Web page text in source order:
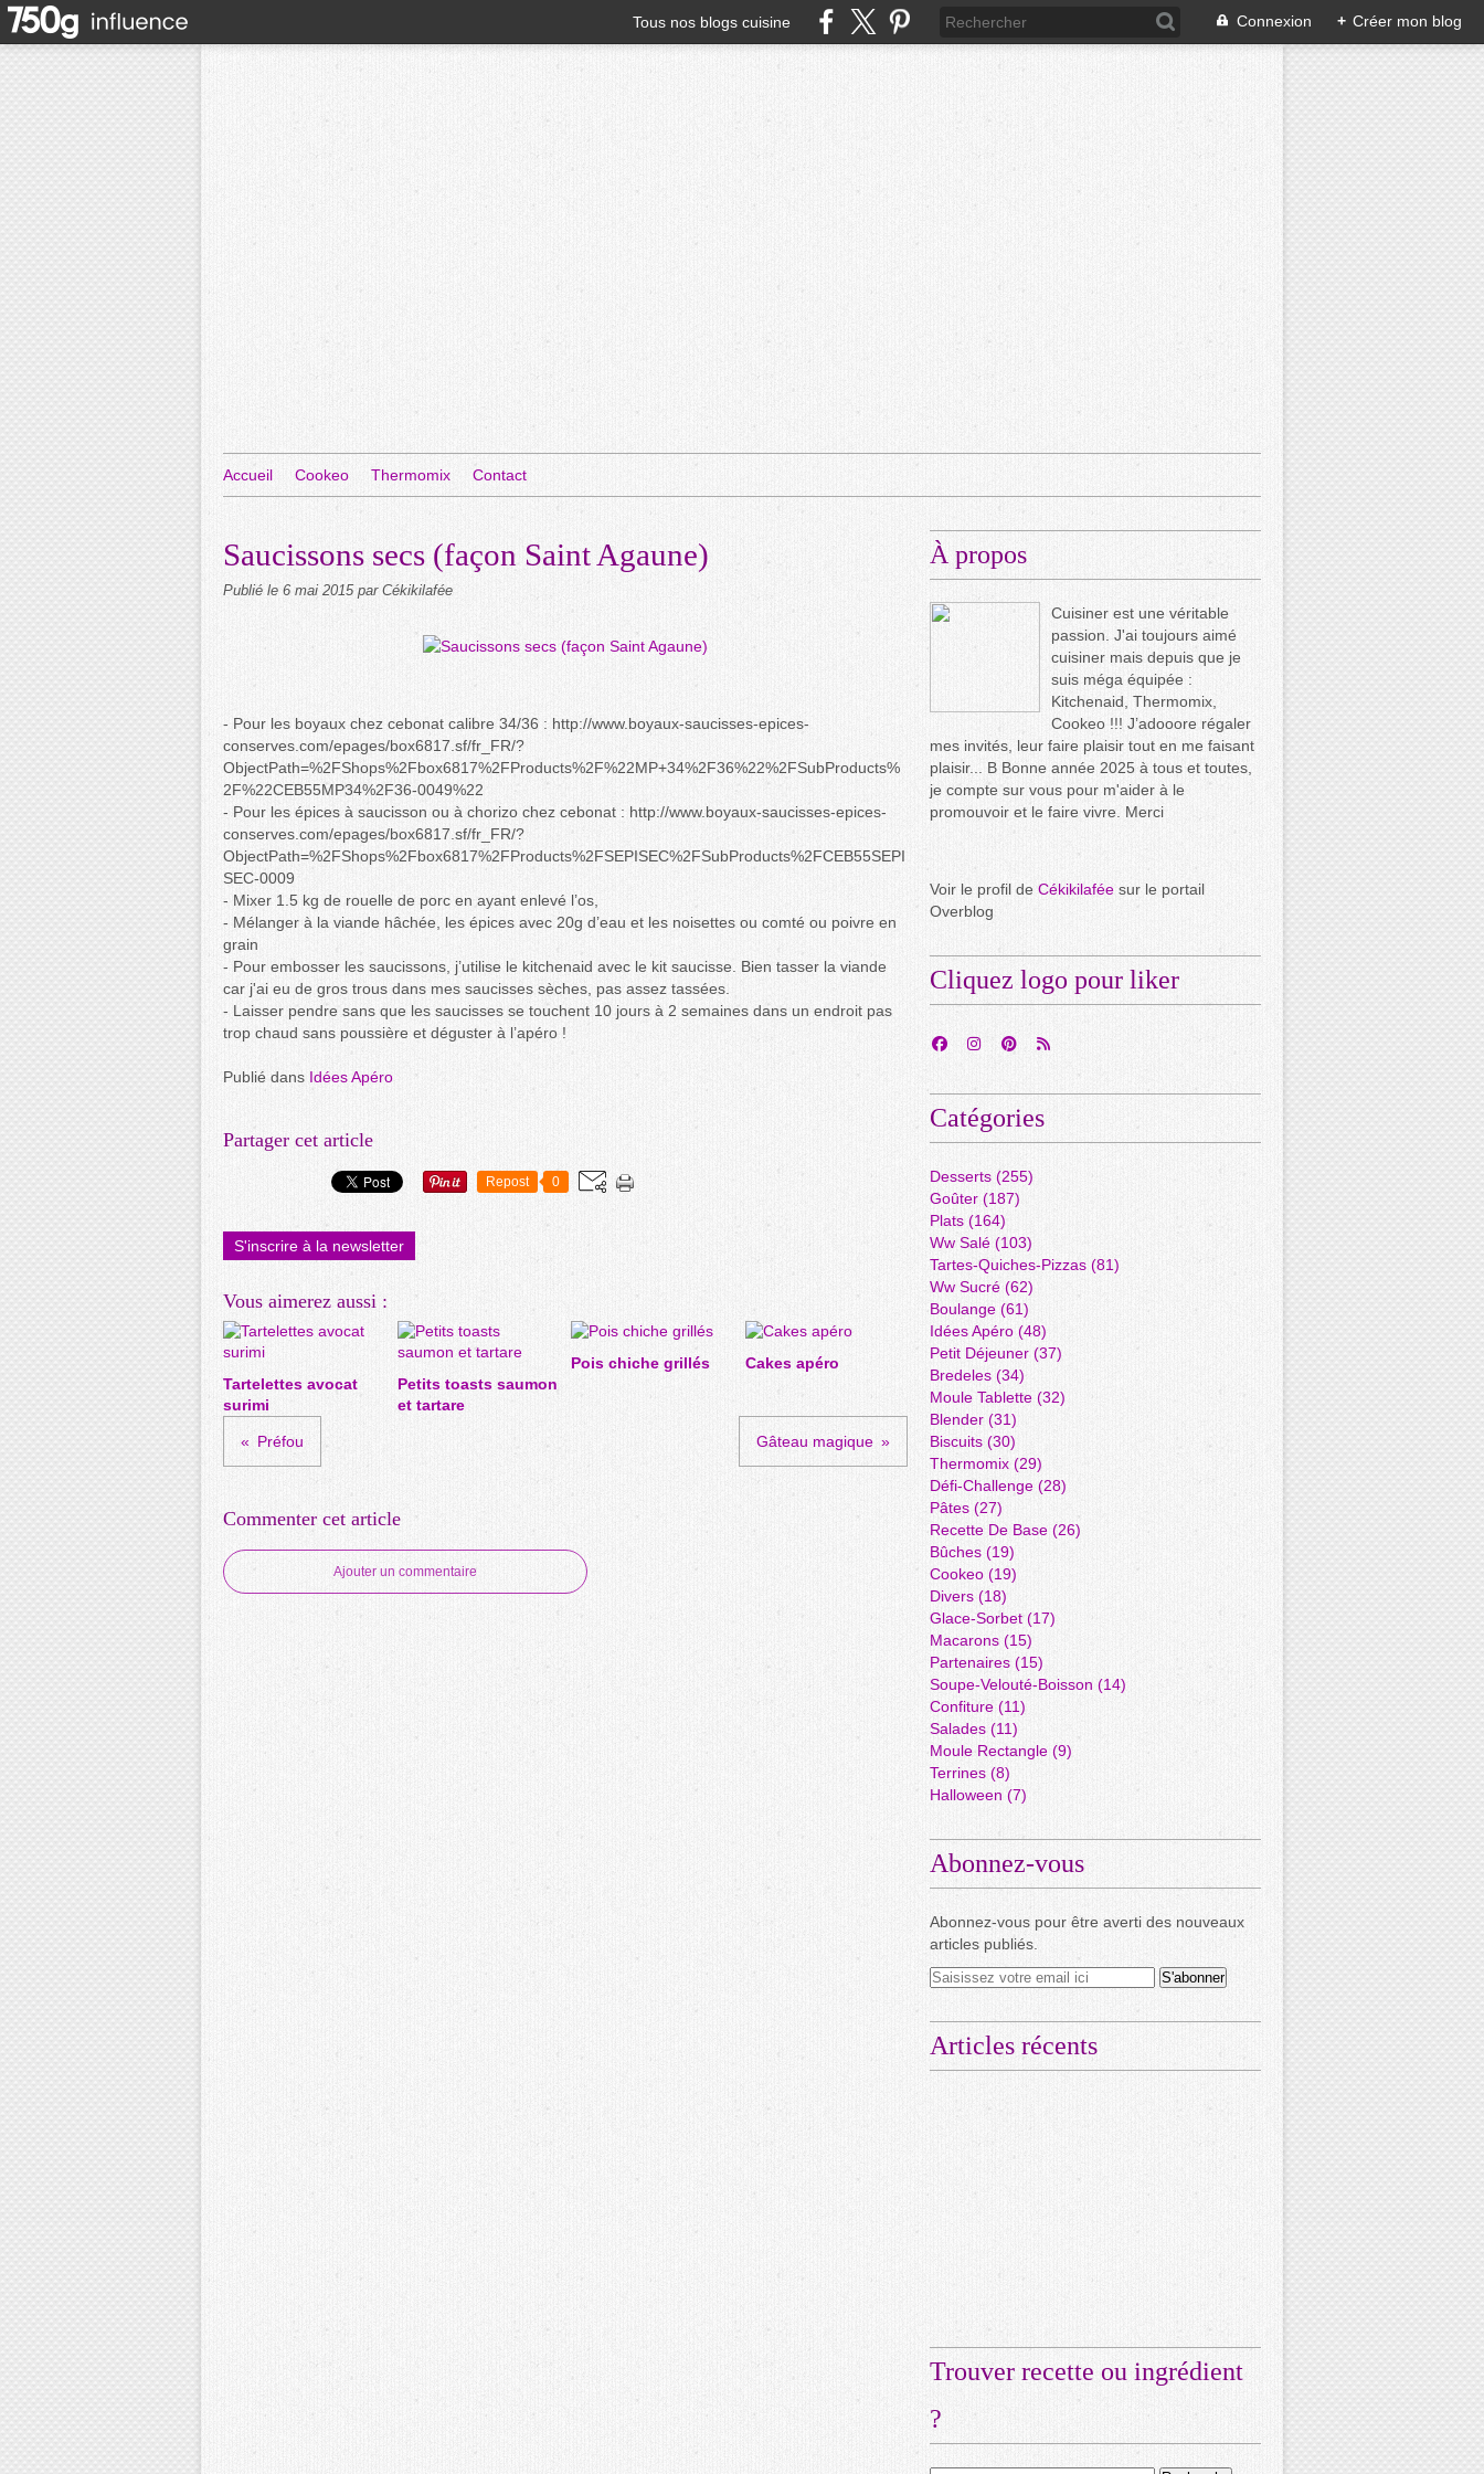
Tous nos blogs cuisine Connexion + Créer mon blog
Accueil Cookeo Thermomix Contact
Saucissons secs (façon Saint Agaune)
Publié le 6 mai 2015 par Cékikilafée
- Pour les boyaux chez cebonat calibre 34/36 : http://www.boyaux-saucisses-epices-
conserves.com/epages/box6817.sf/fr_FR/?
ObjectPath=%2FShops%2Fbox6817%2FProducts%2F%22MP+34%2F36%22%2FSubProducts%
2F%22CEB55MP34%2F36-0049%22
- Pour les épices à saucisson ou à chorizo chez cebonat : http://www.boyaux-saucisses-epices-
conserves.com/epages/box6817.sf/fr_FR/?
ObjectPath=%2FShops%2Fbox6817%2FProducts%2FSEPISEC%2FSubProducts%2FCEB55SEPI
SEC-0009
- Mixer 1.5 kg de rouelle de porc en ayant enlevé l’os,
- Mélanger à la viande hâchée, les épices avec 20g d’eau et les noisettes ou comté ou poivre en
grain
- Pour embosser les saucissons, j’utilise le kitchenaid avec le kit saucisse. Bien tasser la viande
car j'ai eu de gros trous dans mes saucisses sèches, pas assez tassées.
- Laisser pendre sans que les saucisses se touchent 10 jours à 2 semaines dans un endroit pas
trop chaud sans poussière et déguster à l’apéro !
Publié dans Idées Apéro
Partager cet article
Repost 0
S'inscrire à la newsletter
Vous aimerez aussi :
Tartelettes avocat
surimi
Petits toasts saumon
et tartare
Pois chiche grillés Cakes apéro
Préfou Gâteau magique
Commenter cet article
Ajouter un commentaire
À propos
Cuisiner est une véritable
passion. J'ai toujours aimé
cuisiner mais depuis que je
suis méga équipée :
Kitchenaid, Thermomix,
Cookeo !!! J’adooore régaler
mes invités, leur faire plaisir tout en me faisant
plaisir... B Bonne année 2025 à tous et toutes,
je compte sur vous pour m'aider à le
promouvoir et le faire vivre. Merci
Voir le profil de Cékikilafée sur le portail
Overblog
Cliquez logo pour liker
Catégories
Desserts (255)
Goûter (187)
Plats (164)
Ww Salé (103)
Tartes-Quiches-Pizzas (81)
Ww Sucré (62)
Boulange (61)
Idées Apéro (48)
Petit Déjeuner (37)
Bredeles (34)
Moule Tablette (32)
Blender (31)
Biscuits (30)
Thermomix (29)
Défi-Challenge (28)
Pâtes (27)
Recette De Base (26)
Bûches (19)
Cookeo (19)
Divers (18)
Glace-Sorbet(17)
Macarons (15)
Partenaires (15)
Soupe-Velouté-Boisson (14)
Confiture (11)
Salades (11)
Moule Rectangle (9)
Terrines (8)
Halloween (7)
Abonnez-vous
Abonnez-vous pour être averti des nouveaux
articles publiés.
Articles récents
Trouver recette ou ingrédient
?